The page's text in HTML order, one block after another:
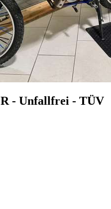
R - Unfallfrei - TÜV